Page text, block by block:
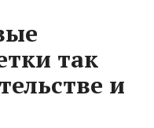
так
и